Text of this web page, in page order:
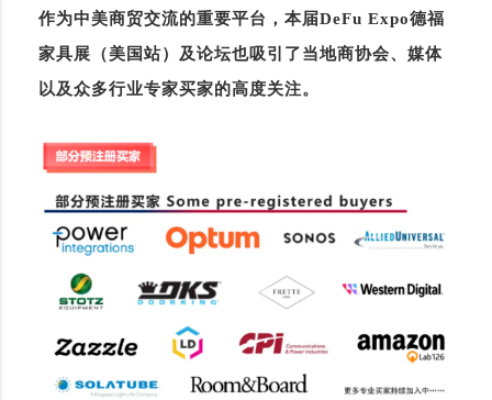
作为中美商贸交流的重要平台，本届DeFu Expo德福
家具展（美国站）及论坛也吸引了当地商协会、媒体
以及众多行业专家买家的高度关注。